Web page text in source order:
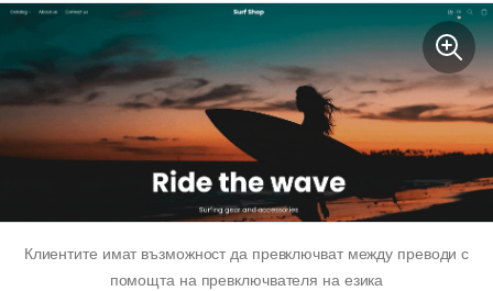
Клиентите имат възможност да превключват между преводи с
помощта на превключвателя на езика